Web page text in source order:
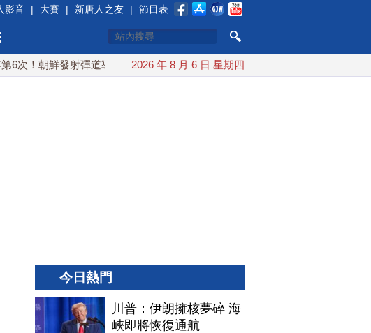
影音 | 大賽 | 新唐人之友 | 節目表
次！朝鮮發射彈道導彈 落日本EEZ外 紅海戰火續升溫 也門胡塞武裝稱又
2026 年 8 月 6 日 星期四
今日熱門
川普：伊朗擁核夢碎 海
峽即將恢復通航